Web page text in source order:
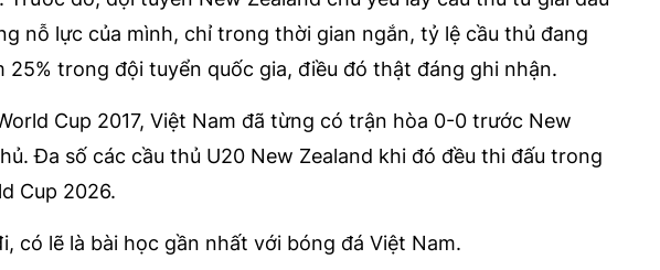
nỗ lực của mình, chỉ trong thời gian ngắn, tỷ lệ cầu thủ đang
trong đội tuyển quốc gia, điều đó thật đáng ghi nhận.
Cup 2017, Việt Nam đã từng có trận hòa 0-0 trước New
Đa số các cầu thủ U20 New Zealand khi đó đều thi đấu trong
Cup 2026.
có lẽ là bài học gần nhất với bóng đá Việt Nam.